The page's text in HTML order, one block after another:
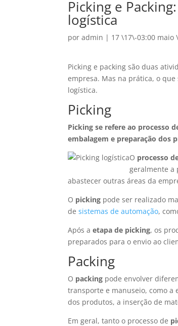
Picking e
logística
poradmin | 17 \17\-03:00 maio
Picking e packing são duas
empresa. Mas na prática, o que
logística.
Picking
Picking se refere ao processo
embalagem e preparação dos
O processo
geralmente a
abastecer outras áreas da
O picking pode ser realizado
desistemas de automação,
Após aetapa de picking, os
preparados para o envio ao
Packing
O packing pode envolver
transporte e manuseio, como a
dos produtos, a inserção de
Em geral, tanto o processo de